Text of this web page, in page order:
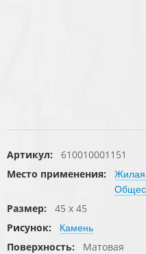
Артикул:
610010001151
Место применения:
Жилая
Размер:
45 x 45
Рисунок:
Камень
Поверхность:
Матовая